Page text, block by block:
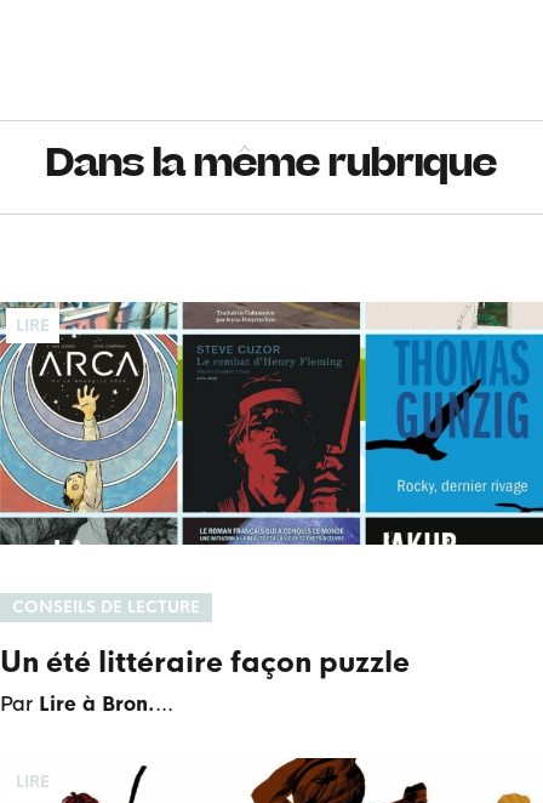
Dans la même rubrique
LIRE
CONSEILS DE LECTURE
Un été littéraire façon puzzle
Par Lire à Bron.
LIRE